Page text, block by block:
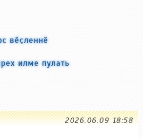
вӗҫленнӗ
илме пулать
2026.06.09 18:58